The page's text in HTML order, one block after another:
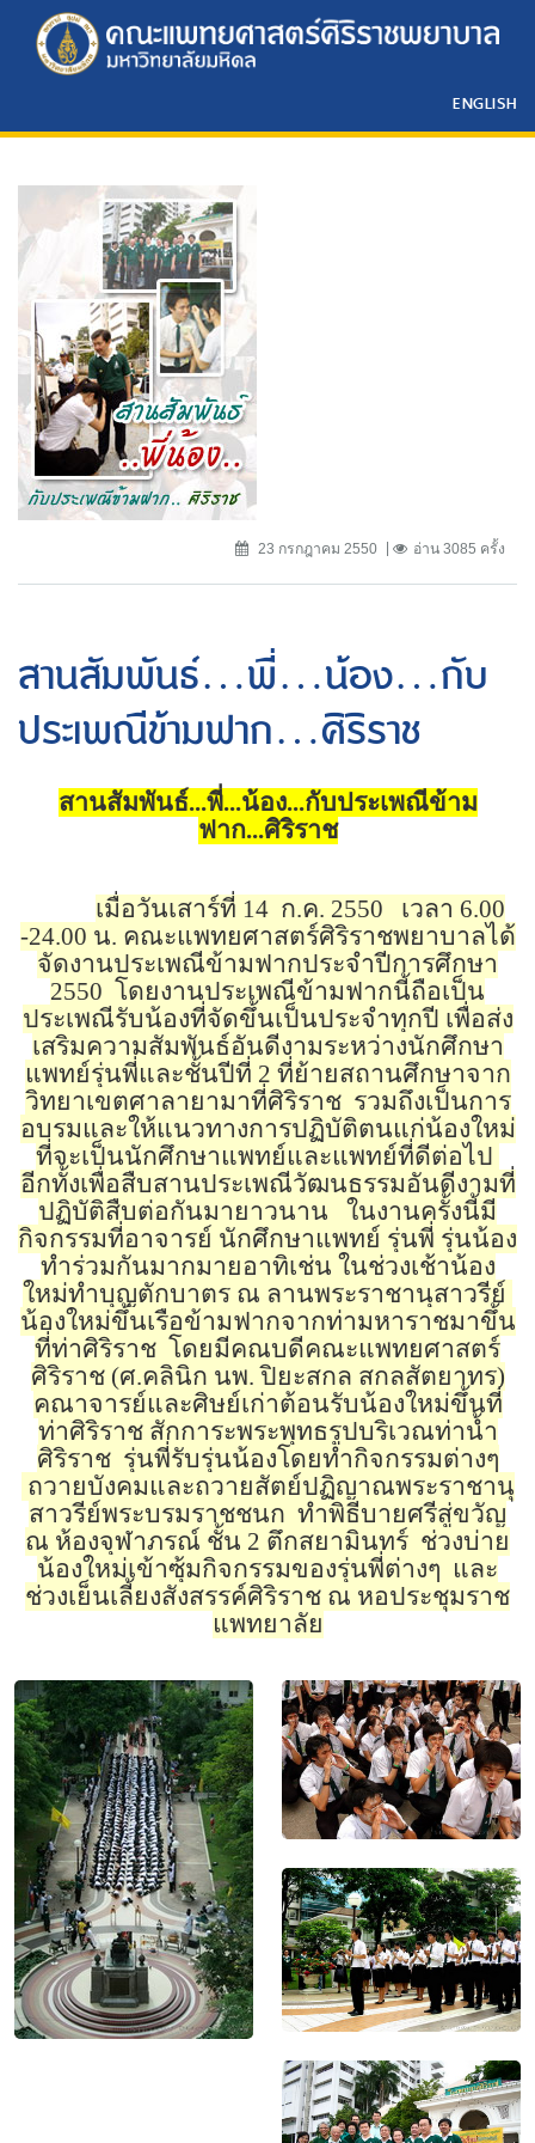
ENGLISH
23 กรกฎาคม 2550 อ่าน 3085 ครั้ง
สานสัมพันธ์...พี่...น้อง...กับ
ประเพณีข้ามฟาก...ศิริราช
สานสัมพันธ์...พี่...น้อง...กับประเพณีข้าม
ฟาก...ศิริราช
เมื่อวันเสาร์ที่ 14 ก.ค. 2550
เวลา 6.00
-24.00 น. คณะแพทยศาสตร์ศิริราชพยาบาลได้
จัดงานประเพณีข้ามฟากประจำปีการศึกษา
2550 โดยงานประเพณีข้ามฟากนี้ถือเป็น
ประเพณีรับน้องที่จัดขึ้นเป็นประจำทุกปี เพื่อส่ง
เสริมความสัมพันธ์อันดีงามระหว่างนักศึกษา
แพทย์รุ่นพี่และชั้นปีที่ 2 ที่ย้ายสถานศึกษาจาก
วิทยาเขตศาลายามาที่ศิริราช รวมถึงเป็นการ
อบรมและให้แนวทางการปฏิบัติตนแก่น้องใหม่
ที่จะเป็นนักศึกษาแพทย์และแพทย์ที่ดีต่อไป
อีกทั้งเพื่อสืบสานประเพณีวัฒนธรรมอันดีงามที่
ปฏิบัติสืบต่อกันมายาวนาน
ในงานครั้งนี้มี
กิจกรรมที่อาจารย์ นักศึกษาแพทย์ รุ่นพี่ รุ่นน้อง
ทำร่วมกันมากมายอาทิเช่น ในช่วงเช้าน้อง
ใหม่ทำบุญตักบาตร ณ ลานพระราชานุสาวรีย์
น้องใหม่ขึ้นเรือข้ามฟากจากท่ามหาราชมาขึ้น
ที่ท่าศิริราช โดยมีคณบดีคณะแพทยศาสตร์
ศิริราช (ศ.คลินิก นพ. ปิยะสกล สกลสัตยาทร)
คณาจารย์และศิษย์เก่าต้อนรับน้องใหม่ขึ้นที่
ท่าศิริราช สักการะพระพุทธรูปบริเวณท่าน้ำ
ศิริราช รุ่นพี่รับรุ่นน้องโดยทำกิจกรรมต่างๆ
ถวายบังคมและถวายสัตย์ปฏิญาณพระราชานุ
สาวรีย์พระบรมราชชนก ทำพิธีบายศรีสู่ขวัญ
ณ ห้องจุฬาภรณ์ ชั้น 2 ตึกสยามินทร์ ช่วงบ่าย
น้องใหม่เข้าซุ้มกิจกรรมของรุ่นพี่ต่างๆ และ
ช่วงเย็นเลี้ยงสังสรรค์ศิริราช ณ หอประชุมราช
แพทยาลัย